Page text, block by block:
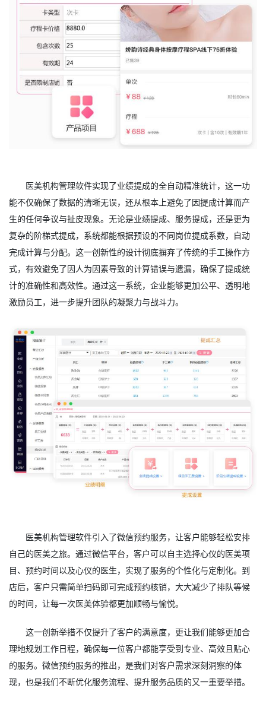
医美机构管理软件实现了业绩提成的全自动精准统计，这一功
能不仅确保了数据的清晰无误，还从根本上避免了因提成计算而产
生的任何争议与扯皮现象。无论是业绩提成、服务提成，还是更为
复杂的阶梯式提成，系统都能根据预设的不同岗位提成系数，自动
完成计算与分配。这一创新性的设计彻底摒弃了传统的手工操作方
式，有效避免了因人为因素导致的计算错误与遗漏，确保了提成统
计的准确性和高效性。通过这一系统，企业能够更加公平、透明地
激励员工，进一步提升团队的凝聚力与战斗力。
医美机构管理软件引入了微信预约服务，让客户能够轻松安排
自己的医美之旅。通过微信平台，客户可以自主选择心仪的医美项
目、预约时间以及心仪的医生，实现了服务的个性化与定制化。到
店后，客户只需简单扫码即可完成预约核销，大大减少了排队等候
的时间，让每一次医美体验都更加顺畅与愉悦。
这一创新举措不仅提升了客户的满意度，更让我们能够更加合
理地规划工作日程，确保每一位客户都能享受到专业、高效且贴心
的服务。微信预约服务的推出，是我们对客户需求深刻洞察的体
现，也是我们不断优化服务流程、提升服务品质的又一重要举措。